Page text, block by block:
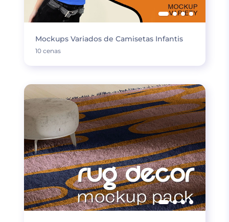
Mockups Variados de Camisetas Infantis
10 cenas